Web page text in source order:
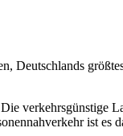
Deutschlands
verkehrsgünstige
ist es